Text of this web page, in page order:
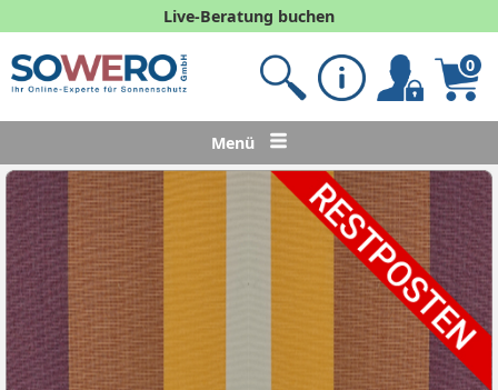
Live-Beratung buchen
0
Menü